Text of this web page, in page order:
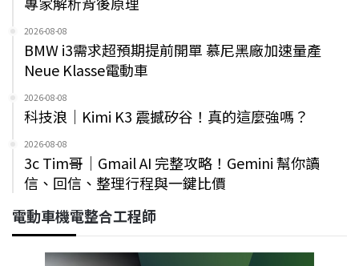
2026-08-08
BMW i3需求超預期提前開單 慕尼黑廠加速量產
Neue Klasse電動車
2026-08-08
科技浪｜Kimi K3 震撼矽谷！真的這麼強嗎？
2026-08-08
3c Tim哥｜Gmail AI 完整攻略！Gemini 幫你讀
信、回信、整理行程與一鍵比價
電動車機電整合工程師